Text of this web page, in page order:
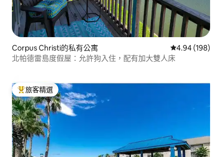
Corpus Christi的私有公寓 從 198 則評價
4.94 (198)
北帕德雷島度假屋：允許狗入住，配有加大雙人床
旅客精選榜首
旅客精選